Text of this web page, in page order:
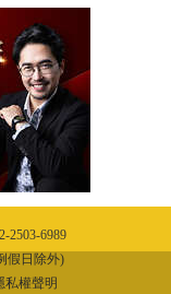
2503-6989
假日除外)
私權聲明